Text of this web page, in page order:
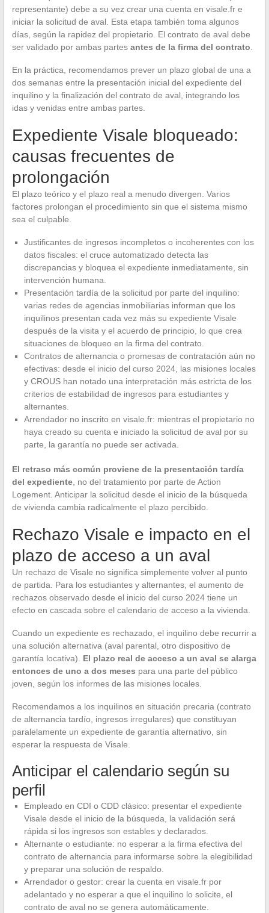
representante) debe a su vez crear una cuenta en visale.fr e
iniciar la solicitud de aval. Esta etapa también toma algunos
días, según la rapidez del propietario. El contrato de aval debe
ser validado por ambas partes antes de la firma del contrato.
En la práctica, recomendamos prever un plazo global de una a
dos semanas entre la presentación inicial del expediente del
inquilino y la finalización del contrato de aval, integrando los
idas y venidas entre ambas partes.
Expediente Visale bloqueado:
causas frecuentes de
prolongación
El plazo teórico y el plazo real a menudo divergen. Varios
factores prolongan el procedimiento sin que el sistema mismo
sea el culpable.
Justificantes de ingresos incompletos o incoherentes con los
datos fiscales: el cruce automatizado detecta las
discrepancias y bloquea el expediente inmediatamente, sin
intervención humana.
Presentación tardía de la solicitud por parte del inquilino:
varias redes de agencias inmobiliarias informan que los
inquilinos presentan cada vez más su expediente Visale
después de la visita y el acuerdo de principio, lo que crea
situaciones de bloqueo en la firma del contrato.
Contratos de alternancia o promesas de contratación aún no
efectivas: desde el inicio del curso 2024, las misiones locales
y CROUS han notado una interpretación más estricta de los
criterios de estabilidad de ingresos para estudiantes y
alternantes.
Arrendador no inscrito en visale.fr: mientras el propietario no
haya creado su cuenta e iniciado la solicitud de aval por su
parte, la garantía no puede ser activada.
El retraso más común proviene de la presentación tardía
del expediente, no del tratamiento por parte de Action
Logement. Anticipar la solicitud desde el inicio de la búsqueda
de vivienda cambia radicalmente el plazo percibido.
Rechazo Visale e impacto en el
plazo de acceso a un aval
Un rechazo de Visale no significa simplemente volver al punto
de partida. Para los estudiantes y alternantes, el aumento de
rechazos observado desde el inicio del curso 2024 tiene un
efecto en cascada sobre el calendario de acceso a la vivienda.
Cuando un expediente es rechazado, el inquilino debe recurrir a
una solución alternativa (aval parental, otro dispositivo de
garantía locativa). El plazo real de acceso a un aval se alarga
entonces de uno a dos meses para una parte del público
joven, según los informes de las misiones locales.
Recomendamos a los inquilinos en situación precaria (contrato
de alternancia tardío, ingresos irregulares) que constituyan
paralelamente un expediente de garantía alternativo, sin
esperar la respuesta de Visale.
Anticipar el calendario según su
perfil
Empleado en CDI o CDD clásico: presentar el expediente
Visale desde el inicio de la búsqueda, la validación será
rápida si los ingresos son estables y declarados.
Alternante o estudiante: no esperar a la firma efectiva del
contrato de alternancia para informarse sobre la elegibilidad
y preparar una solución de respaldo.
Arrendador o gestor: crear la cuenta en visale.fr por
adelantado y no esperar a que el inquilino lo solicite, el
contrato de aval no se genera automáticamente.